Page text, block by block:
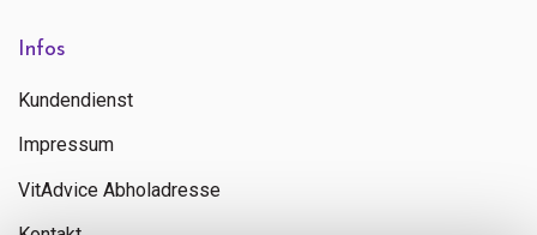
Infos
Kundendienst
Impressum
VitAdvice Abholadresse